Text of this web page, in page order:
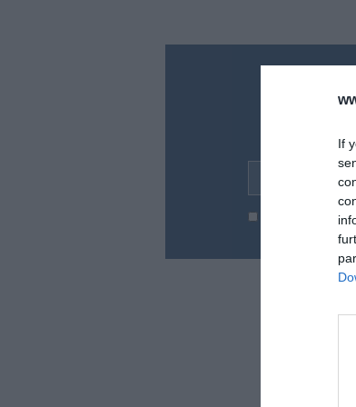
If
¿Te
Tu correo
He leído y